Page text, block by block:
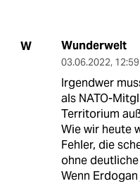
W Wunderwelt
03.06.2022,
Irgendwer
als NATO-
Territorium
Wie wir heute
Fehler, die
ohne
Wenn